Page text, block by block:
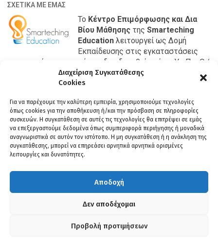
Διαχείριση Συγκατάθεσης
Cookies
Για να παρέχουμε την καλύτερη εμπειρία, χρησιμοποιούμε τεχνολογίες
όπως cookies για την αποθήκευση ή/και την πρόσβαση σε πληροφορίες
συσκευών. Η συγκατάθεση σε αυτές τις τεχνολογίες θα επιτρέψει σε εμάς
να επεξεργαστούμε δεδομένα όπως συμπεριφορά περιήγησης ή μοναδικά
αναγνωριστικά σε αυτόν τον ιστότοπο. Η μη συγκατάθεση ή η ανάκληση της
συγκατάθεσης, μπορεί να επηρεάσει αρνητικά αρνητικά ορισμένες
λειτουργίες και δυνατότητες.
Αποδοχή
Δεν αποδέχομαι
Προβολή προτιμήσεων
ΣΧΕΤΙΚΑ ΜΕ ΕΜΑΣ
Το Κέντρο Επιμόρφωσης και Δια
Βίου Μάθησης της Smarteching
Education λειτουργεί ως Δομή
Εκπαίδευσης στις εγκαταστάσεις
της εταιρίας μας και έχει αδειοδοτηθεί από το Υπ.Παι.Θ./
Γενική Γραμματεία Επαγγελματικής Εκπαίδευσης,
Κατάρτισης και Δια Βίου Μάθησης με κωδικό 201069353.
ΒΡΕΙΤΕ ΜΑΣ
Βέροια:
Διεύθυνση:Μιαούλη 4, 59132
Τηλ:23310 29994
Κοζάνη:
E-mail:info@kdvm1.gr